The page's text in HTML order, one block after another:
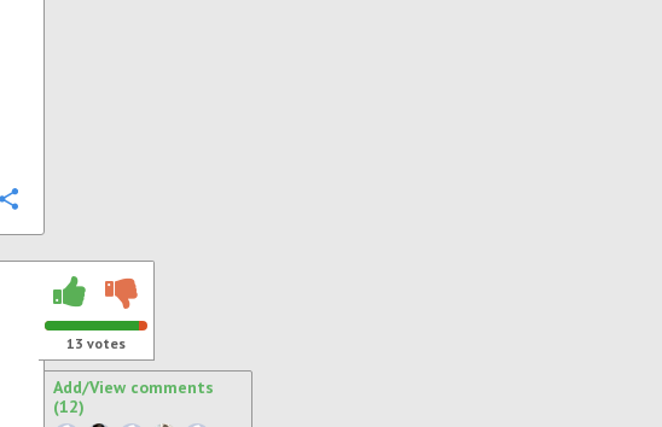
13 votes
Add/View comments
(12)